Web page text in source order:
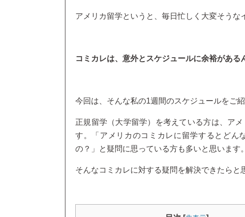
アメリカ留学というと、毎日忙しく大変そうな
コミカレは、意外とスケジュールに余裕がある
今回は、そんな私の1週間のスケジュールをご紹
正規留学（大学留学）を考えている方は、ア
す。「アメリカのコミカレに留学するとどん
の？」と疑問に思っている方も多いと思います。
そんなコミカレに対する疑問を解決できたらと